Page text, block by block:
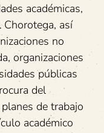
académicas,
así
no
organizaciones
públicas
del
de trabajo
académico